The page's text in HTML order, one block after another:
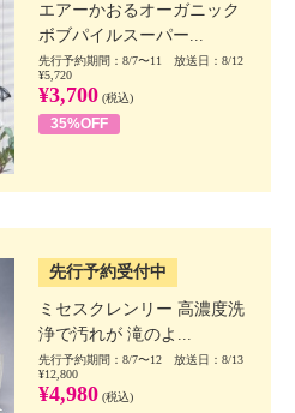
エアーかおるオーガニック
ボブパイルスーパー...
先行予約期間：8/7〜11 放送日：8/12
¥5,720
¥3,700 (税込)
35%OFF
先行予約受付中
ミセスクレンリー 高濃度洗
浄で汚れが 滝のよ...
先行予約期間：8/7〜12 放送日：8/13
¥12,800
¥4,980 (税込)